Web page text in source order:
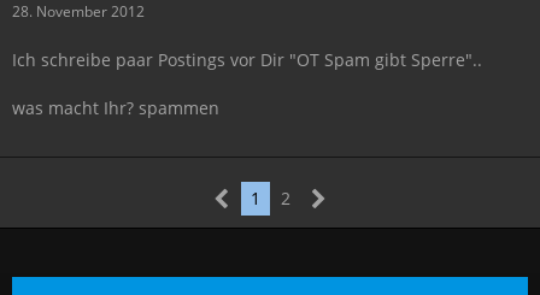
28. November 2012
Ich schreibe paar Postings vor Dir "OT Spam gibt Sperre"..
was macht Ihr? spammen
1 2